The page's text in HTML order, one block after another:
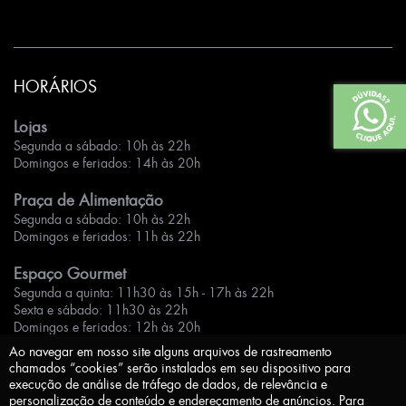
HORÁRIOS
Lojas
Segunda a sábado: 10h às 22h
Domingos e feriados: 14h às 20h
Praça de Alimentação
Segunda a sábado: 10h às 22h
Domingos e feriados: 11h às 22h
Espaço Gourmet
Segunda a quinta: 11h30 às 15h - 17h às 22h
Sexta e sábado: 11h30 às 22h
Domingos e feriados: 12h às 20h
Ao navegar em nosso site alguns arquivos de rastreamento
chamados “cookies” serão instalados em seu dispositivo para
execução de análise de tráfego de dados, de relevância e
personalização de conteúdo e endereçamento de anúncios. Para